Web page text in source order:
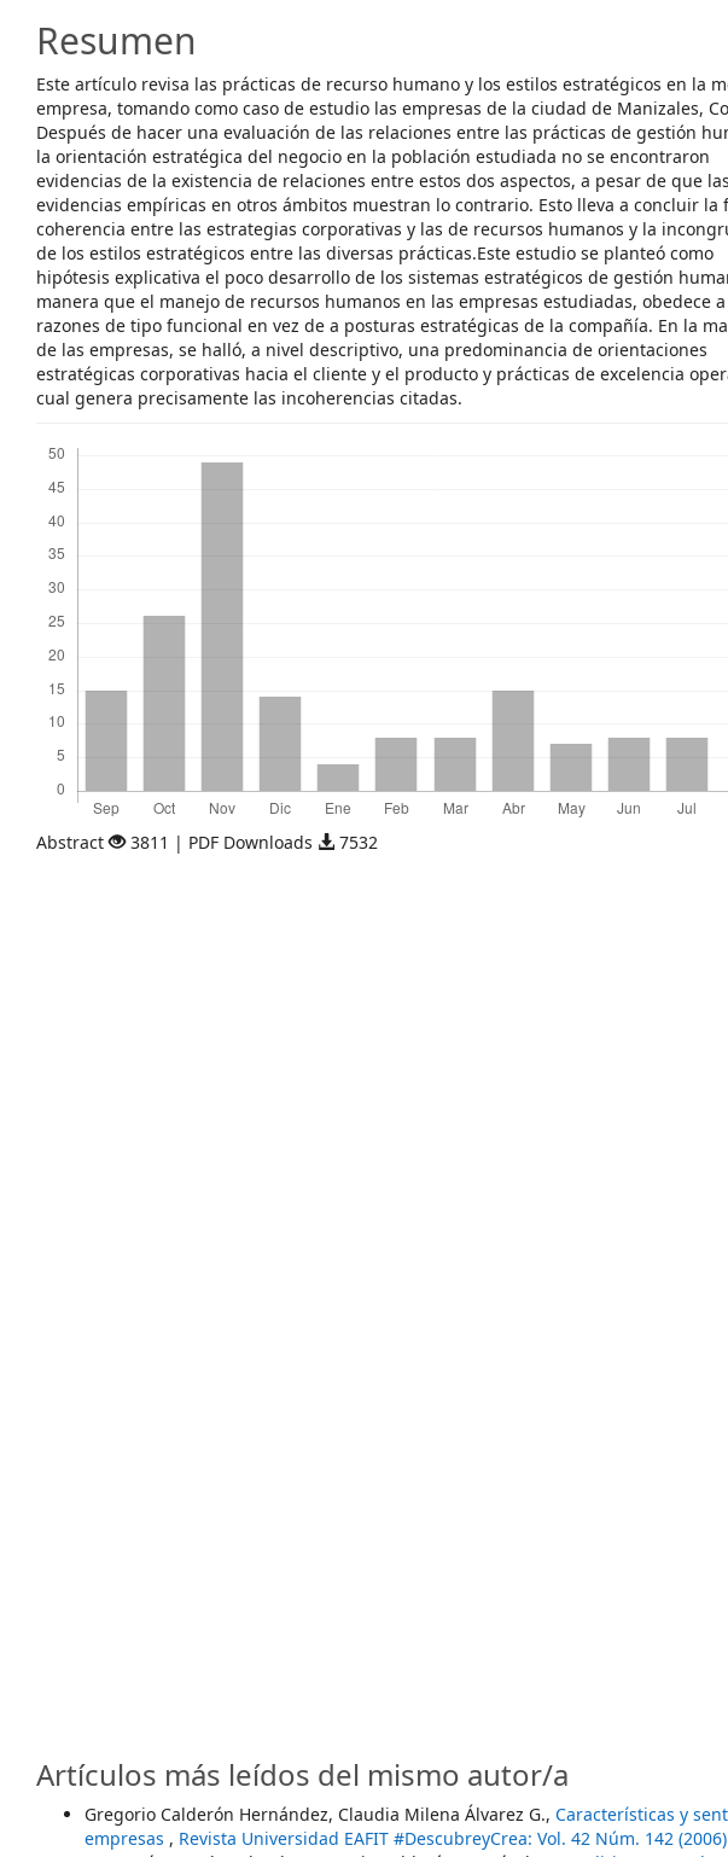
Resumen
Este artículo revisa las prácticas de recurso humano y los estilos estratégicos en la
empresa, tomando como caso de estudio las empresas de la ciudad de Manizales,
Después de hacer una evaluación de las relaciones entre las prácticas de gestión
la orientación estratégica del negocio en la población estudiada no se encontraron
evidencias de la existencia de relaciones entre estos dos aspectos, a pesar de que las
evidencias empíricas en otros ámbitos muestran lo contrario. Esto lleva a concluir la
coherencia entre las estrategias corporativas y las de recursos humanos y la
de los estilos estratégicos entre las diversas prácticas.Este estudio se planteó como
hipótesis explicativa el poco desarrollo de los sistemas estratégicos de gestión
manera que el manejo de recursos humanos en las empresas estudiadas, obedece a
razones de tipo funcional en vez de a posturas estratégicas de la compañía. En la
de las empresas, se halló, a nivel descriptivo, una predominancia de orientaciones
estratégicas corporativas hacia el cliente y el producto y prácticas de excelencia
cual genera precisamente las incoherencias citadas.
Abstract 3811 | PDF Downloads 7532
Artículos más leídos del mismo autor/a
Gregorio Calderón Hernández, Claudia Milena Álvarez G., Características y
empresas , Revista Universidad EAFIT #DescubreyCrea: Vol. 42 Núm. 142 (2006)